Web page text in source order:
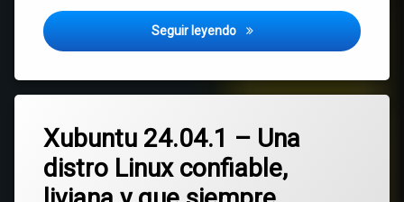
Seguir leyendo OpenSUSE Leap 15.6 –
Xubuntu 24.04.1 – Una
distro Linux confiable,
LTS
Xfce
un
comentario
en
Xubuntu
24.04.1